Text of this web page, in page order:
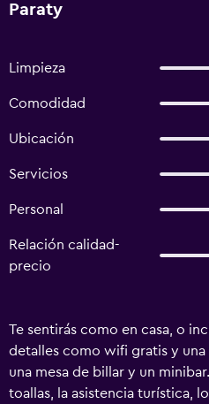
Paraty
Limpieza
Comodidad
Ubicación
Servicios
Personal
Relación calidad-
precio
Te sentirás como en casa, o
detalles como wifi gratis y una
una mesa de billar y un
toallas, la asistencia turística,